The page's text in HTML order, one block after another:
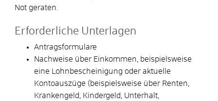
Not geraten.
Erforderliche Unterlagen
Antragsformulare
Nachweise über Einkommen, beispielsweise
eine Lohnbescheinigung oder aktuelle
Kontoauszüge (beispielsweise über Renten,
Krankengeld, Kindergeld, Unterhalt,